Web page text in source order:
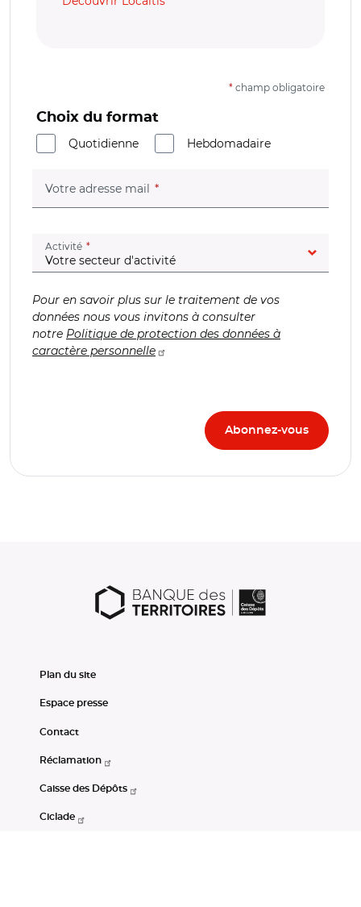
* champ obligatoire
Choix du format
Quotidienne
Hebdomadaire
Votre adresse mail (champ obligatoire)
Activité (champ obligatoire)
Pour en savoir plus sur le traitement de vos
données nous vous invitons à consulter
notre Politique de protection des données à
caractère personnelle
Plan du site
Espace presse
Contact
Réclamation
Caisse des Dépôts
Ciclade